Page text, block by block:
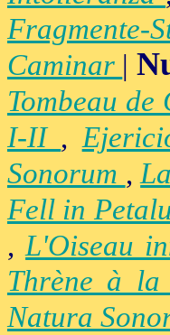
Fragmente-
Caminar |
Tombeau de
I-II ,
Sonorum ,
Fell in
,L'Oiseau
Thrène à la
Natura